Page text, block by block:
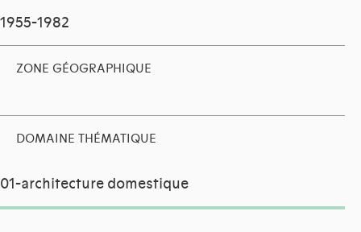
1955-1982
ZONE GÉOGRAPHIQUE
DOMAINE THÉMATIQUE
01-architecture domestique